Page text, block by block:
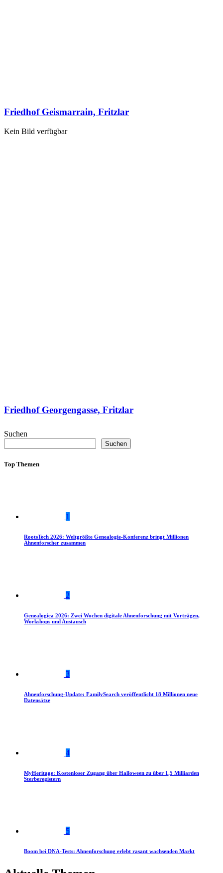
Friedhof Geismarrain, Fritzlar
Kein Bild verfügbar
Friedhof Georgengasse, Fritzlar
Suchen
Suchen
Top Themen
1
RootsTech 2026: Weltgrößte Genealogie-Konferenz bringt Millionen
Ahnenforscher zusammen
2
Genealogica 2026: Zwei Wochen digitale Ahnenforschung mit Vorträgen,
Workshops und Austausch
3
Ahnenforschung-Update: FamilySearch veröffentlicht 18 Millionen neue
Datensätze
4
MyHeritage: Kostenloser Zugang über Halloween zu über 1,5 Milliarden
Sterberegistern
5
Boom bei DNA-Tests: Ahnenforschung erlebt rasant wachsenden Markt